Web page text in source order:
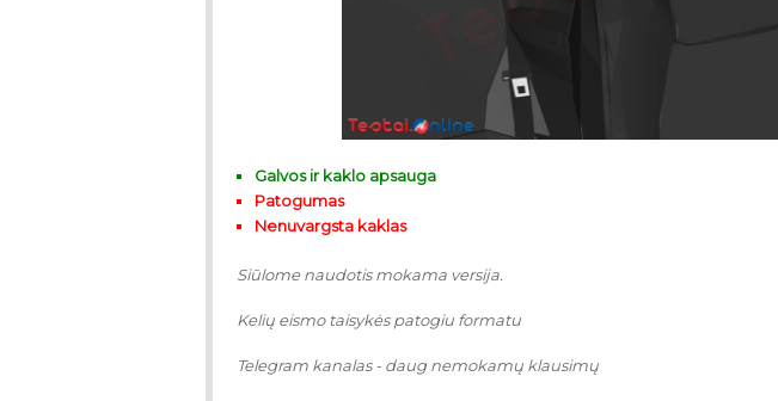
Galvos ir kaklo apsauga
Patogumas
Nenuvargsta kaklas
Siūlome naudotis mokama versija.
Kelių eismo taisykės patogiu formatu
Telegram kanalas - daug nemokamų klausimų